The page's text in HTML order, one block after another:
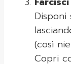
(così
Copri